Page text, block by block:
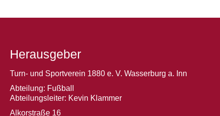
Herausgeber
Turn- und Sportverein 1880 e. V. Wasserburg a. Inn
Abteilung: Fußball
Abteilungsleiter: Kevin Klammer
Alkorstraße 16